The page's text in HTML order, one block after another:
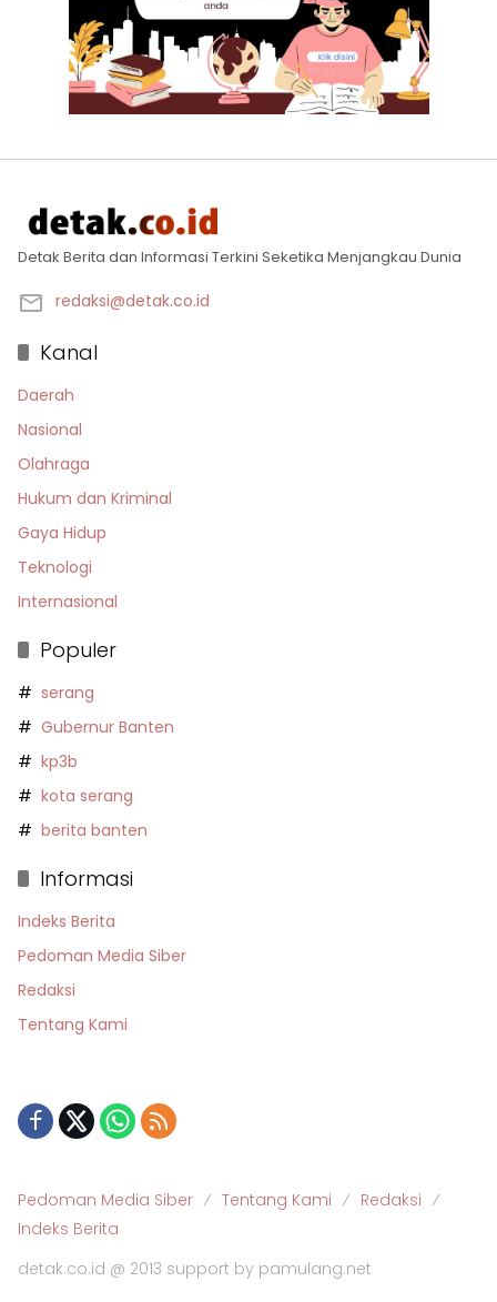
Detak Berita dan Informasi Terkini Seketika Menjangkau Dunia
redaksi@detak.co.id
Kanal
Daerah
Nasional
Olahraga
Hukum dan Kriminal
Gaya Hidup
Teknologi
Internasional
Populer
serang
Gubernur Banten
kp3b
kota serang
berita banten
Informasi
Indeks Berita
Pedoman Media Siber
Redaksi
Tentang Kami
Pedoman Media Siber Tentang Kami
Redaksi
Indeks Berita
detak.co.id @ 2013 support by pamulang.net